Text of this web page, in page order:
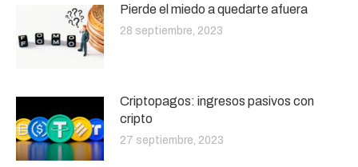
Pierde el miedo a quedarte afuera
28 septiembre, 2023
Criptopagos: ingresos pasivos con
cripto
27 septiembre, 2023